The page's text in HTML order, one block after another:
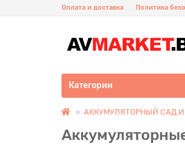
Оплата и доставка Политика
Категории
АККУМУЛЯТОРНЫЙ